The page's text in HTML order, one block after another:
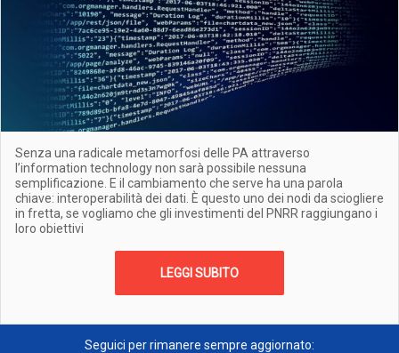
Senza una radicale metamorfosi delle PA attraverso
l’information technology non sarà possibile nessuna
semplificazione. E il cambiamento che serve ha una parola
chiave: interoperabilità dei dati. È questo uno dei nodi da sciogliere
in fretta, se vogliamo che gli investimenti del PNRR raggiungano i
loro obiettivi
LEGGI SUBITO
Seguici per rimanere sempre aggiornato: